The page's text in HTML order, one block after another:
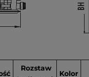
Rozstaw
Kolor